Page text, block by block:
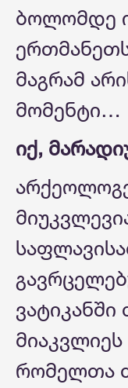
ბოლომდე
მაგრამ
მომენტი…
იქ,
რომელთა